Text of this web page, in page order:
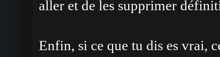
aller et de les supprimer
Enfin, si ce que tu dis es vrai,